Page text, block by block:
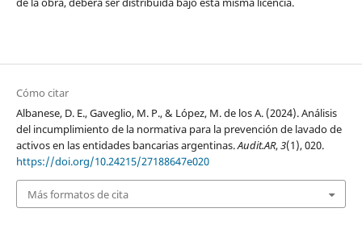
Cómo citar
Albanese, D. E., Gaveglio, M. P., & López, M. de los A. (2024). Análisis
del incumplimiento de la normativa para la prevención de lavado de
activos en las entidades bancarias argentinas.Audit.AR,3(1), 020.
https://doi.org/10.24215/27188647e020
Más formatos de cita